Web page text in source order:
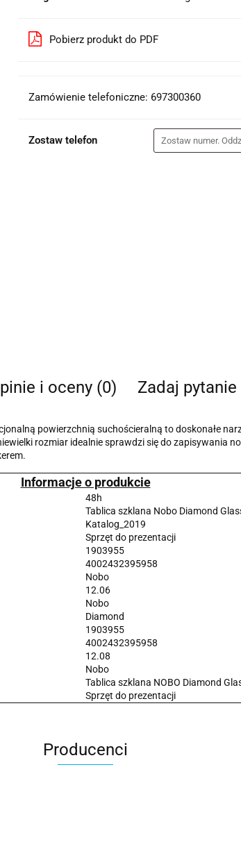
Pobierz produkt do PDF
Zamówienie telefoniczne: 697300360
Zostaw telefon
i oceny (0) Zadaj pytanie
powierzchnią suchościeralną to doskonałe
rozmiar idealnie sprawdzi się do zapisywania
Informacje o produkcie
48h
Tablica szklana Nobo Diamond
Katalog_2019
Sprzęt do prezentacji
1903955
4002432395958
Nobo
12.06
Nobo
Diamond
1903955
4002432395958
12.08
Nobo
Tablica szklana NOBO Diamond
Sprzęt do prezentacji
Producenci